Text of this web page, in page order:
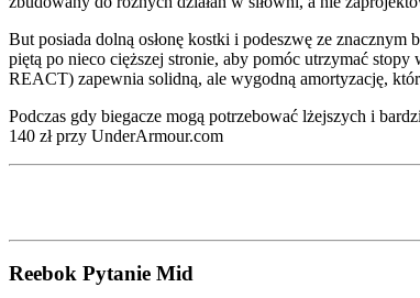
But posiada dolną osłonę kostki i podeszwę ze
piętą po nieco cięższej stronie, aby pomóc utrzymać
REACT) zapewnia solidną, ale wygodną amortyzację,
Podczas gdy biegacze mogą potrzebować lżejszych i
140 zł przy UnderArmour.com
Reebok Pytanie Mid